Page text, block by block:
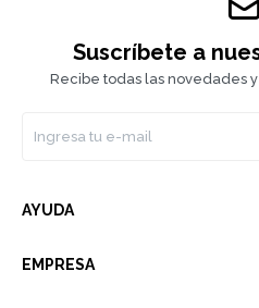
Suscríbete a
Recibe todas las novedades
AYUDA
EMPRESA